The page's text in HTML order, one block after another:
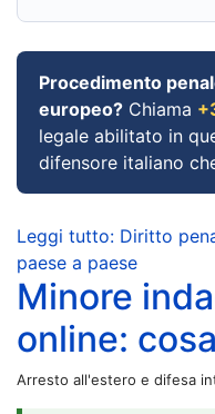
Procedimento
europeo? Chiama
legale abilitato in
difensore italiano
Leggi tutto: Diritto
paese a paese
Minore
online:
Arresto all'estero e difesa